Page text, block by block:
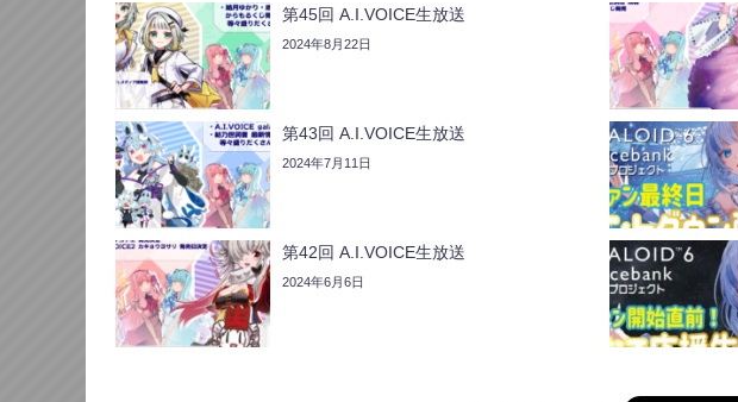
第45回 A.I.VOICE生放送
2024年8月22日
第43回 A.I.VOICE生放送
2024年7月11日
第42回 A.I.VOICE生放送
2024年6月6日